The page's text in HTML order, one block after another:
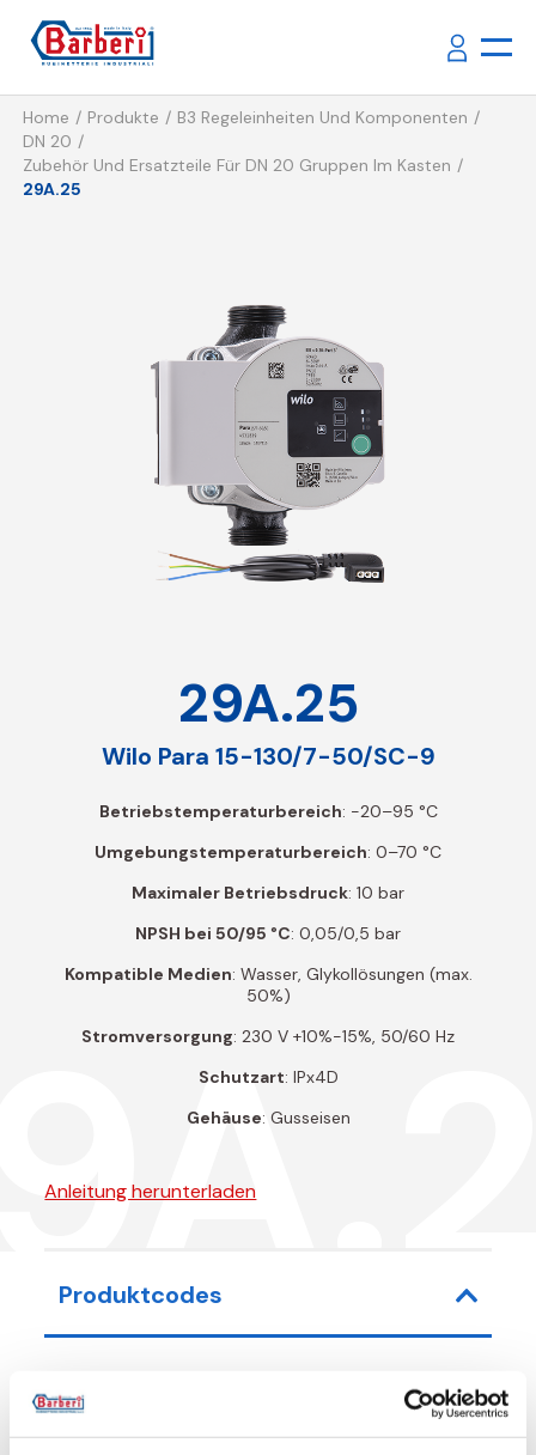
Home Produkte
B3 Regeleinheiten Und Komponenten
DN 20
Zubehör Und Ersatzteile Für DN 20 Gruppen Im Kasten
29A.25
29A.25
Wilo Para 15-130/7-50/SC-9
Betriebstemperaturbereich: -20–95 °C
Umgebungstemperaturbereich: 0–70 °C
Maximaler Betriebsdruck: 10 bar
NPSH bei 50/95 °C: 0,05/0,5 bar
Kompatible Medien: Wasser, Glykollösungen (max.
50%)
Stromversorgung: 230 V +10%-15%, 50/60 Hz
Schutzart: IPx4D
Gehäuse: Gusseisen
Anleitung herunterladen
Produktcodes
Artikel-Nr.